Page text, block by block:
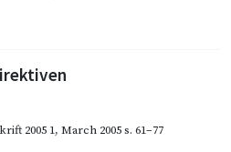
2005 1, March 2005s. 61–77